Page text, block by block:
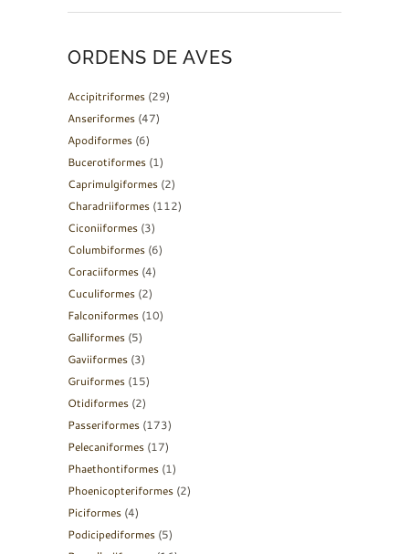
ORDENS DE AVES
Accipitriformes (29)
Anseriformes (47)
Apodiformes (6)
Bucerotiformes (1)
Caprimulgiformes (2)
Charadriiformes (112)
Ciconiiformes (3)
Columbiformes (6)
Coraciiformes (4)
Cuculiformes (2)
Falconiformes (10)
Galliformes (5)
Gaviiformes (3)
Gruiformes (15)
Otidiformes (2)
Passeriformes (173)
Pelecaniformes (17)
Phaethontiformes (1)
Phoenicopteriformes (2)
Piciformes (4)
Podicipediformes (5)